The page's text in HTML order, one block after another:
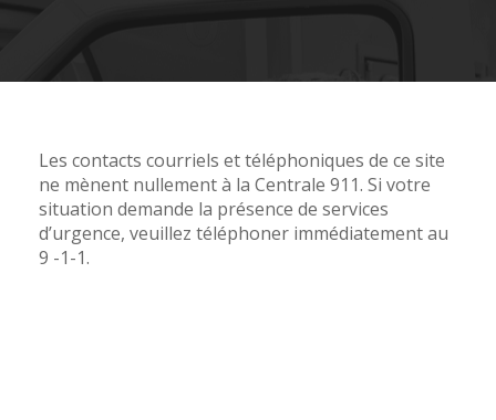
Les contacts courriels et téléphoniques de ce site
ne mènent nullement à la Centrale 911. Si votre
situation demande la présence de services
d’urgence, veuillez téléphoner immédiatement au
9 -1-1.